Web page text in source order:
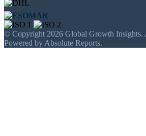
© Copyright 2026 Global Growth Insights.
Powered by Absolute Reports.